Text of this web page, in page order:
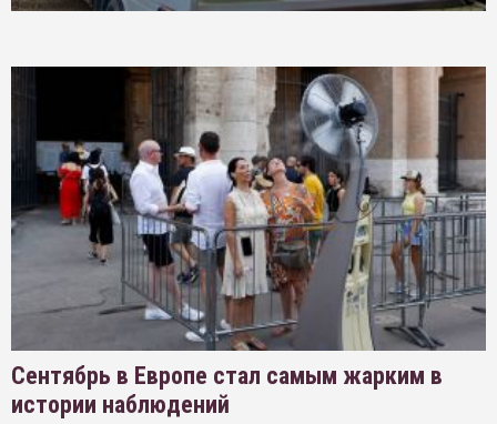
Сентябрь в Европе стал самым жарким в
истории наблюдений